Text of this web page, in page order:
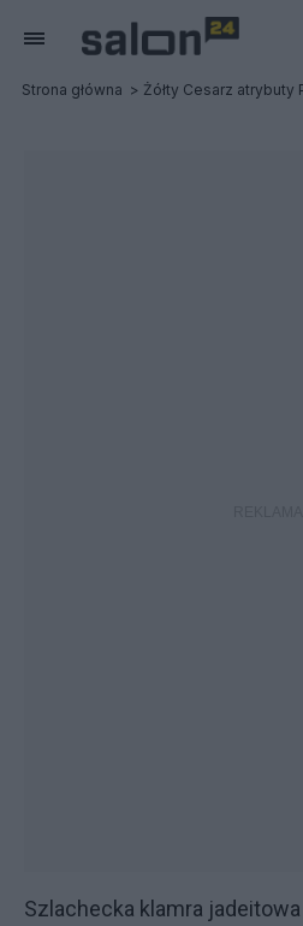
Strona główna Żółty Cesarz atrybuty
Szlachecka klamra jadeitowa